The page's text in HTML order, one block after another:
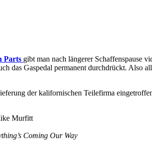
Parts gibt man nach längerer Schaffenspause
das Gaspedal permanent durchdrückt. Also
der kalifornischen Teilefirma
Murfitt
Coming Our Way